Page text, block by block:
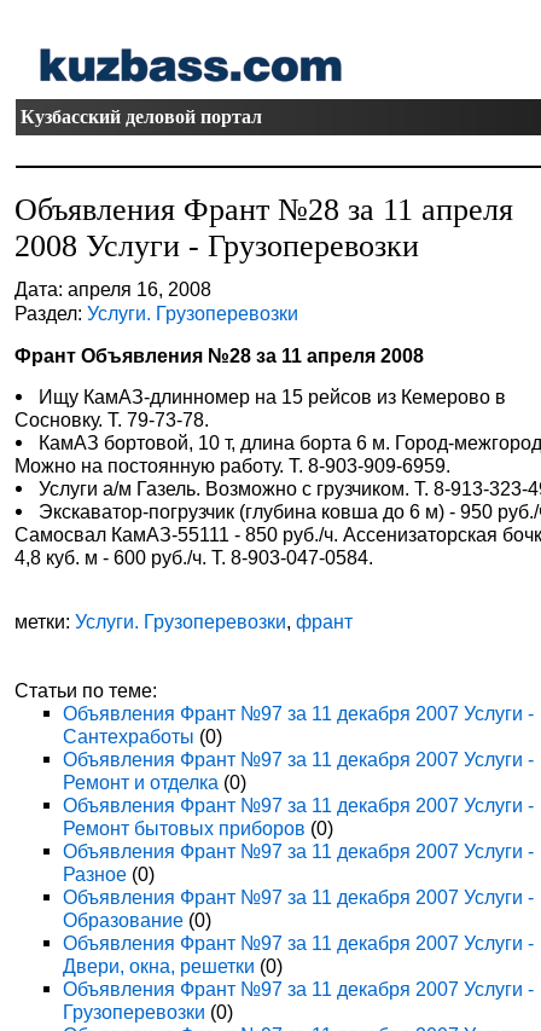
Кузбасский деловой портал
Объявления Франт №28 за 11 апреля
2008 Услуги - Грузоперевозки
Дата: апреля 16, 2008
Раздел:Услуги. Грузоперевозки
Франт Объявления №28 за 11 апреля 2008
Ищу КамАЗ-длинномер на 15 рейсов из Кемерово в
Сосновку. Т. 79-73-78.
КамАЗ бортовой, 10 т, длина борта 6 м. Город-
Можно на постоянную работу. Т. 8-903-909-6959.
Услуги а/м Газель. Возможно с грузчиком. Т. 8-913-323-
Экскаватор-погрузчик (глубина ковша до 6 м) - 950
Самосвал КамАЗ-55111 - 850 руб./ч. Ассенизаторская
4,8 куб. м - 600 руб./ч. Т. 8-903-047-0584.
метки:Услуги. Грузоперевозки,франт
Статьи по теме:
Объявления Франт №97 за 11 декабря 2007 Услуги -
Сантехработы (0)
Объявления Франт №97 за 11 декабря 2007 Услуги -
Ремонт и отделка (0)
Объявления Франт №97 за 11 декабря 2007 Услуги -
Ремонт бытовых приборов (0)
Объявления Франт №97 за 11 декабря 2007 Услуги -
Разное (0)
Объявления Франт №97 за 11 декабря 2007 Услуги -
Образование (0)
Объявления Франт №97 за 11 декабря 2007 Услуги -
Двери, окна, решетки (0)
Объявления Франт №97 за 11 декабря 2007 Услуги -
Грузоперевозки (0)